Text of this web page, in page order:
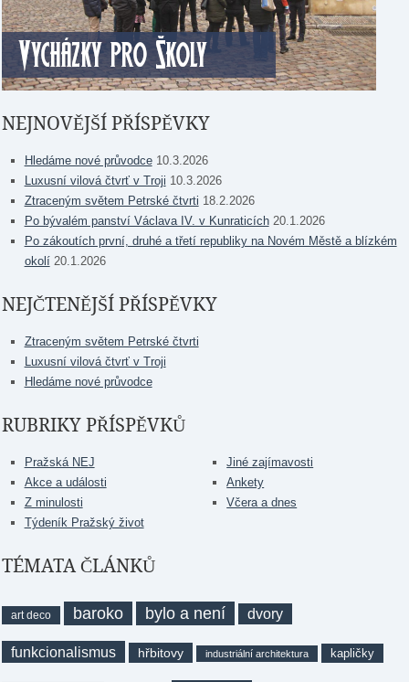
NEJNOVĚJŠÍ PŘÍSPĚVKY
Hledáme nové průvodce 10.3.2026
Luxusní vilová čtvrť v Troji 10.3.2026
Ztraceným světem Petrské čtvrti 18.2.2026
Po bývalém panství Václava IV. v Kunraticích 20.1.2026
Po zákoutích první, druhé a třetí republiky na Novém Městě a blízkém
okolí 20.1.2026
NEJČTENĚJŠÍ PŘÍSPĚVKY
Ztraceným světem Petrské čtvrti
Luxusní vilová čtvrť v Troji
Hledáme nové průvodce
RUBRIKY PŘÍSPĚVKŮ
Pražská NEJ
Akce a události
Z minulosti
Týdeník Pražský život
Jiné zajímavosti
Ankety
Včera a dnes
TÉMATA ČLÁNKŮ
art deco baroko bylo a není dvory
funkcionalismus hřbitovy industriální architektura kapličky